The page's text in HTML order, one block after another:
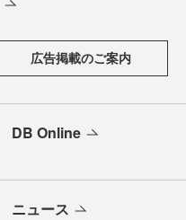
広告掲載のご案内
DB Online
ニュース